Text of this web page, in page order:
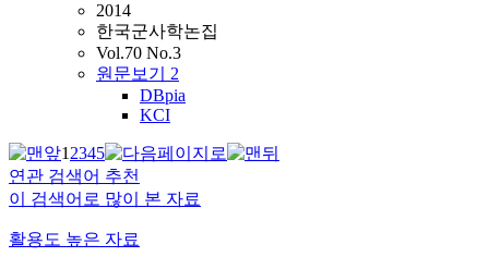
2014
한국군사학논집
Vol.70 No.3
원문보기 2
DBpia
KCI
12345
연관 검색어 추천
이 검색어로 많이 본 자료
활용도 높은 자료